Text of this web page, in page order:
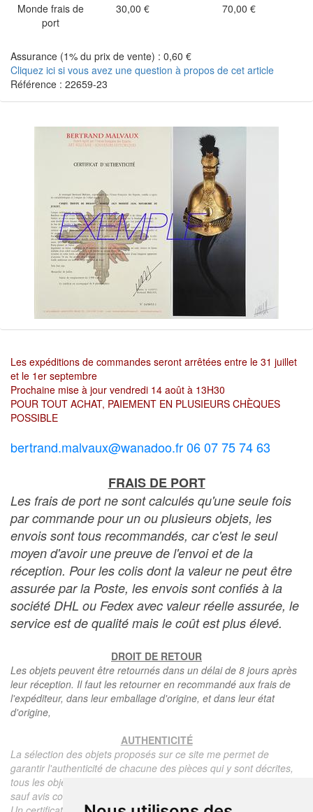
Monde frais de
port
30,00 € 70,00 €
Assurance (1% du prix de vente) : 0,60 €
Cliquez ici si vous avez une question à propos de cet article
Référence : 22659-23
Les expéditions de commandes seront arrêtées entre le 31 juillet
et le 1er septembre
Prochaine mise à jour vendredi 14 août à 13H30
POUR TOUT ACHAT, PAIEMENT EN PLUSIEURS CHÈQUES
POSSIBLE
bertrand.malvaux@wanadoo.fr 06 07 75 74 63
FRAIS DE PORT
Les frais de port ne sont calculés qu'une seule fois
par commande pour un ou plusieurs objets, les
envois sont tous recommandés, car c'est le seul
moyen d'avoir une preuve de l'envoi et de la
réception. Pour les colis dont la valeur ne peut être
assurée par la Poste, les envois sont confiés à la
société DHL ou Fedex avec valeur réelle assurée, le
service est de qualité mais le coût est plus élevé.
DROIT DE RETOUR
Les objets peuvent être retournés dans un délai de 8 jours après
leur réception. Il faut les retourner en recommandé aux frais de
l'expéditeur, dans leur emballage d'origine, et dans leur état
d'origine,
AUTHENTICITÉ
La sélection des objets proposés sur ce site me permet de
garantir l'authenticité de chacune des pièces qui y sont décrites,
tous les objets proposés sont garantis d'époque et authentiques,
sauf avis contraire ou restriction dans la description.